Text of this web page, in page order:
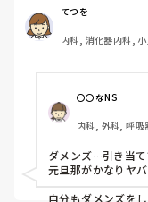
私のイメージ＋周り
のですが…
看護師は人のため
などが多く、ダメ
気がしてます。
私の彼も、ダメンズ
そこで、こちらを
る方法を教えてくだ
てつを
内科, 消化器内科,
〇〇なNS
内科, 外科, 呼吸
ダメンズ…引き当
元旦那がかなりヤ
自分もダメンズを